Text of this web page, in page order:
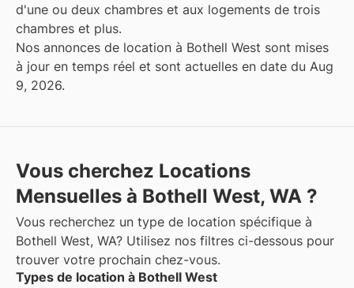
d'une ou deux chambres et aux logements de trois
chambres et plus.
Nos annonces de location à Bothell West sont mises
à jour en temps réel et sont actuelles en date du Aug
9, 2026.
Vous cherchez Locations
Mensuelles à Bothell West, WA ?
Vous recherchez un type de location spécifique à
Bothell West, WA? Utilisez nos filtres ci-dessous pour
trouver votre prochain chez-vous.
Types de location à Bothell West